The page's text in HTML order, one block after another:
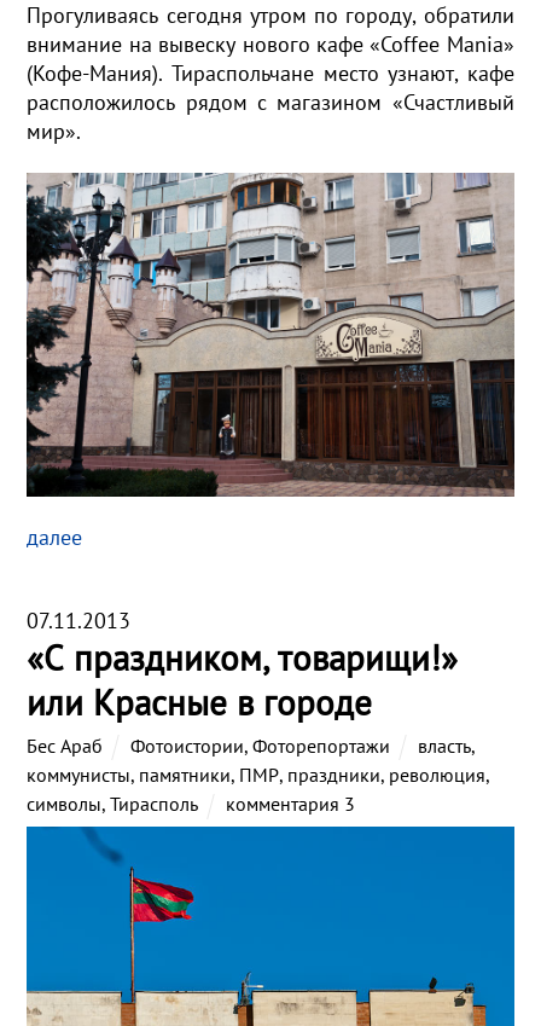
Прогуливаясь сегодня утром по городу, обратили
внимание на вывеску нового кафе «Coffee Mania»
(Кофе-Мания). Тираспольчане место узнают, кафе
расположилось рядом с магазином «Счастливый
мир».
далее
07.11.2013
«С праздником, товарищи!»
или Красные в городе
Бес Араб Фотоистории,Фоторепортажи власть,
коммунисты, памятники, ПМР, праздники, революция,
символы,Тирасполь комментария 3